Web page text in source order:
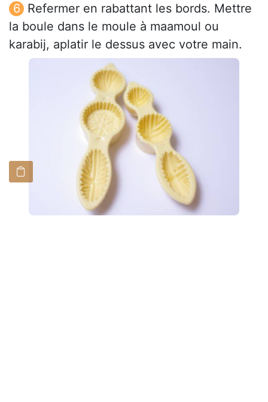
Refermer en rabattant les bords. Mettre
la boule dans le moule à maamoul ou
karabij, aplatir le dessus avec votre main.